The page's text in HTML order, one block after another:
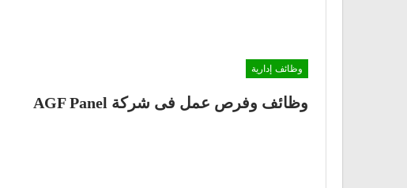
وظائف إدارية
وظائف وفرص عمل فى شركة AGF Panel